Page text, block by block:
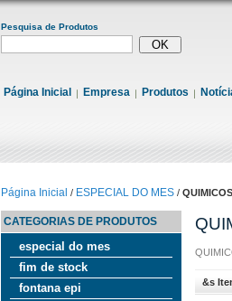
Pesquisa de Produtos
Página Inicial Empresa Produtos
Página Inicial / ESPECIAL DO MES /
CATEGORIAS DE PRODUTOS
especial do mes
fim de stock
fontana epi
&s